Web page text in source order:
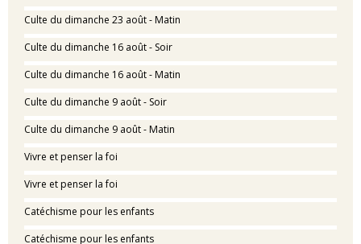
Culte du dimanche 23 août - Matin
Culte du dimanche 16 août - Soir
Culte du dimanche 16 août - Matin
Culte du dimanche 9 août - Soir
Culte du dimanche 9 août - Matin
Vivre et penser la foi
Vivre et penser la foi
Catéchisme pour les enfants
Catéchisme pour les enfants